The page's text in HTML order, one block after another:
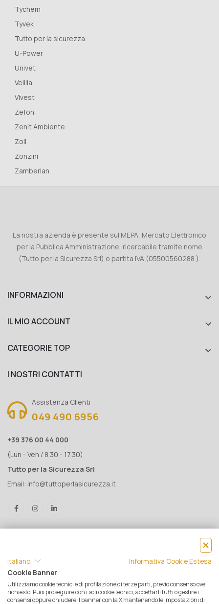
Tychem
Tyvek
Tutto per la sicurezza
U-Power
Univet
Velilla
Vivest
Zefon
Zenit Ambiente
Zoll
Zonzini
Zamberlan
La nostra azienda è presente sul MEPA, Mercato Elettronico
per la Pubblica Amministrazione, ricercabile tramite nome
(Tutto per la Sicurezza Srl) o partita IVA (05500560288 ).
INFORMAZIONI 
IL MIO ACCOUNT 
CATEGORIE TOP 
I NOSTRI CONTATTI
Assistenza Clienti
049 490 6956
+39 376 00 44 000
(Lun - Ven / 8.30 - 17.30)
Tutto per la Sicurezza Srl
Email: info@tuttoperlasicurezza.it
® Tutto per la Sicurezza Srl IT05500560288 | Rea 471793 - C.S. €
italiano
Informativa Cookie Estesa
Cookie Banner
Utilizziamo cookie tecnici e di profilazione di terze parti, previo consenso ove
richiesto. Puoi proseguire con i soli cookie tecnici, accettarli tutti o gestire i
consensi oppure chiudere il banner con la X mantenendo le impostazioni di